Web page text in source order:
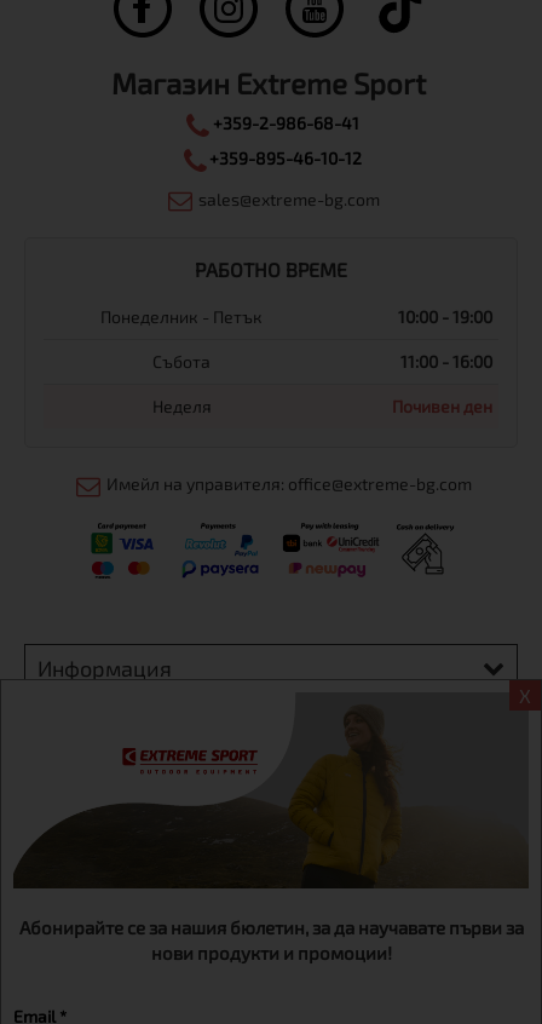
X
Абонирайте се за нашия бюлетин, за да научавате първи за
нови продукти и промоции!
Email *
Магазин Extreme Sport
+359-2-986-68-41
+359-895-46-10-12
sales@extreme-bg.com
РАБОТНО ВРЕМЕ
Понеделник - Петък 10:00 - 19:00
Събота 11:00 - 16:00
Неделя Почивен ден
Имейл на управителя: office@extreme-bg.com
Информация
гр. София, Овча купел, ул.692, №12, офис 1, магазини
гр.София,бул. Дондуков 42, тел.:+359 895461012